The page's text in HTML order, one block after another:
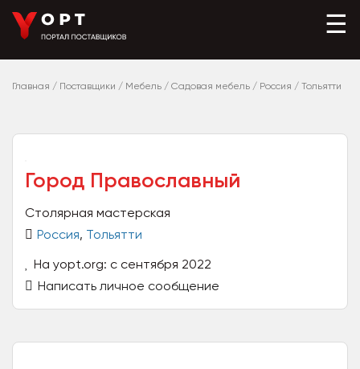
☰
Главная / Поставщики / Мебель / Садовая мебель / Россия / Тольятти
Город Православный
Столярная мастерская
Россия, Тольятти
На yopt.org: с сентября 2022
Написать личное сообщение